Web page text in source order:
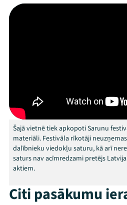
Arhīvs
Viņi bija
Šajā vietnē tiek apkopoti Sarunu
materiāli. Festivāla rīkotāji
dalībnieku viedokļu saturu, kā arī
saturs nav acīmredzami pretējs
aktiem.
Citi pasākumu